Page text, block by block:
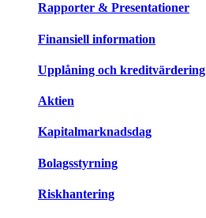
Rapporter & Presentationer
Finansiell information
Upplåning och kreditvärdering
Aktien
Kapitalmarknadsdag
Bolagsstyrning
Riskhantering